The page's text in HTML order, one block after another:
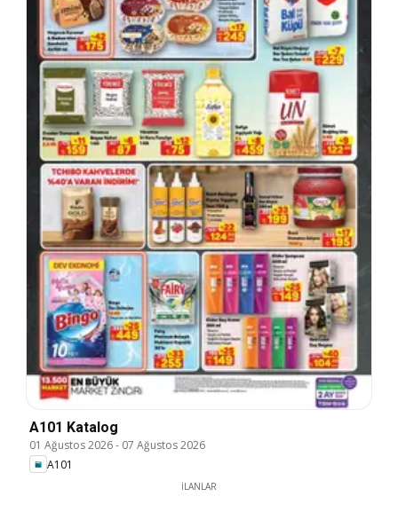
A101 Katalog
01 Ağustos 2026- 07 Ağustos 2026
A101
İLANLAR